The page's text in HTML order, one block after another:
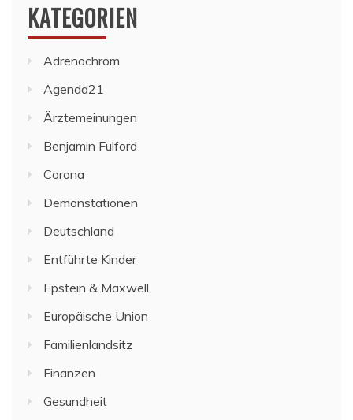
KATEGORIEN
Adrenochrom
Agenda21
Ärztemeinungen
Benjamin Fulford
Corona
Demonstationen
Deutschland
Entführte Kinder
Epstein & Maxwell
Europäische Union
Familienlandsitz
Finanzen
Gesundheit